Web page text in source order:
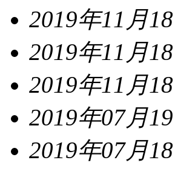
2019年11月
2019年11月
2019年11月
2019年07月
2019年07月